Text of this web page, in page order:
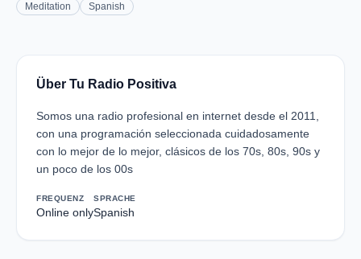
Meditation Spanish
Über Tu Radio Positiva
Somos una radio profesional en internet desde el 2011,
con una programación seleccionada cuidadosamente
con lo mejor de lo mejor, clásicos de los 70s, 80s, 90s y
un poco de los 00s
FREQUENZ
Online only
SPRACHE
Spanish